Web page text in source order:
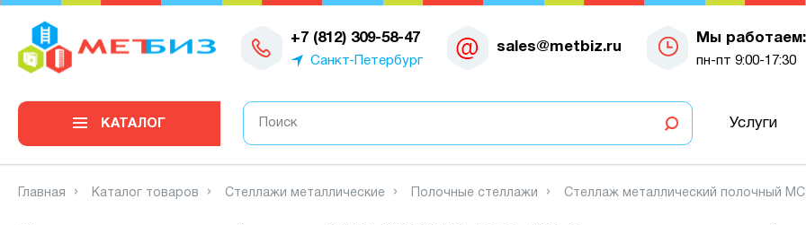
+7 (812) 309-58-47
Санкт-Петербург
sales@metbiz.ru
Мы работаем:
пн-пт 9:00-17:30
0
КАТАЛОГ Услуги
Главная Каталог товаров Стеллажи металлические Полочные стеллажи Стеллаж металлический полочный